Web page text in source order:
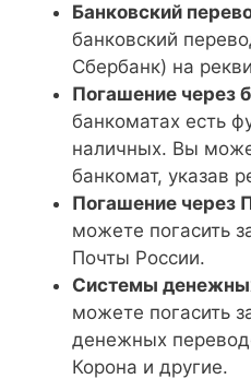
Банковский
банковский
Сбербанк) на
Погашение через
банкоматах есть
наличных. Вы
банкомат, указав
Погашение через
можете погасить
Почты России.
Системы
можете погасить
денежных
Корона и другие.